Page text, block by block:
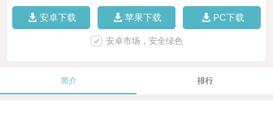
安卓下载 苹果下载 PC下载
安卓市场，安全绿色
简介 排行